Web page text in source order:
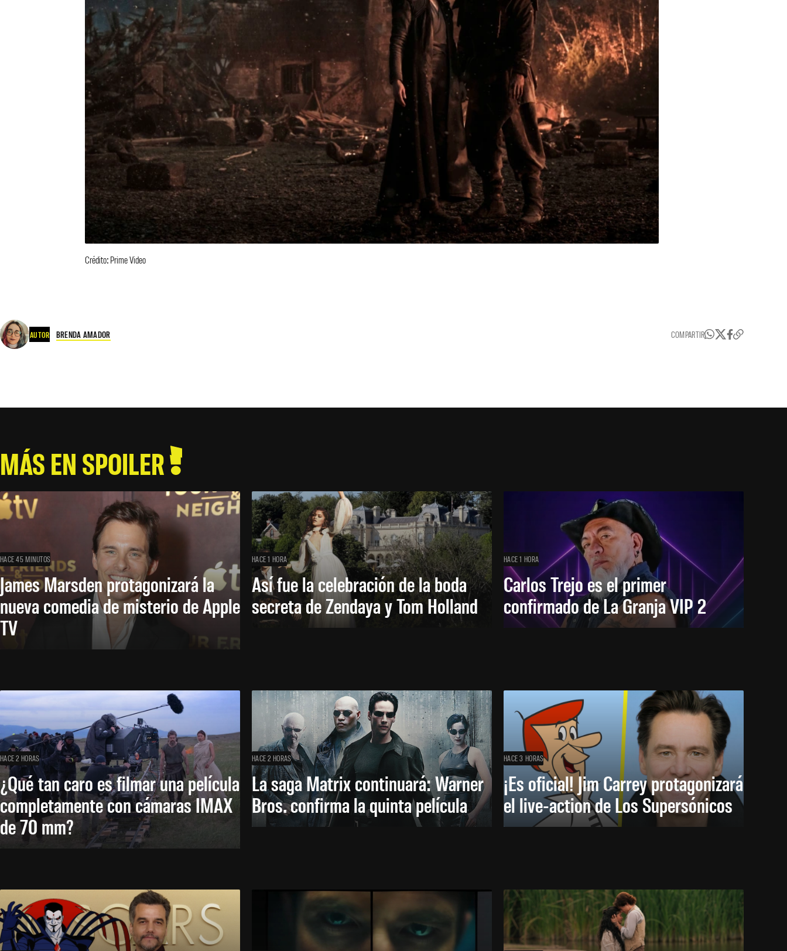
Crédito: Prime Video
AUTOR BRENDA AMADOR COMPARTIR
MÁS EN SPOILER
HACE 45 MINUTOS
James Marsden protagonizará la
nueva comedia de misterio de Apple
TV
HACE 1 HORA
Así fue la celebración de la boda
secreta de Zendaya y Tom Holland
HACE 1 HORA
Carlos Trejo es el primer
confirmado de La Granja VIP 2
HACE 2 HORAS
¿Qué tan caro es filmar una película
completamente con cámaras IMAX
de 70 mm?
HACE 2 HORAS
La saga Matrix continuará: Warner
Bros. confirma la quinta película
HACE 3 HORAS
¡Es oficial! Jim Carrey protagonizará
el live-action de Los Supersónicos